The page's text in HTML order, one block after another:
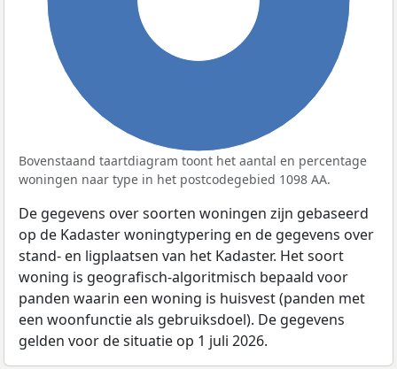
Bovenstaand taartdiagram toont het aantal en percentage
woningen naar type in het postcodegebied 1098 AA.
De gegevens over soorten woningen zijn gebaseerd
op de Kadaster woningtypering en de gegevens over
stand- en ligplaatsen van het Kadaster. Het soort
woning is geografisch-algoritmisch bepaald voor
panden waarin een woning is huisvest (panden met
een woonfunctie als gebruiksdoel). De gegevens
gelden voor de situatie op 1 juli 2026.